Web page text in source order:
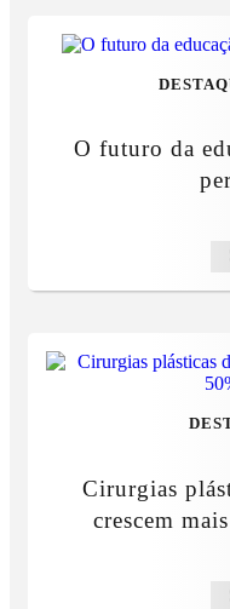
O futuro da
Cirurgias
crescem